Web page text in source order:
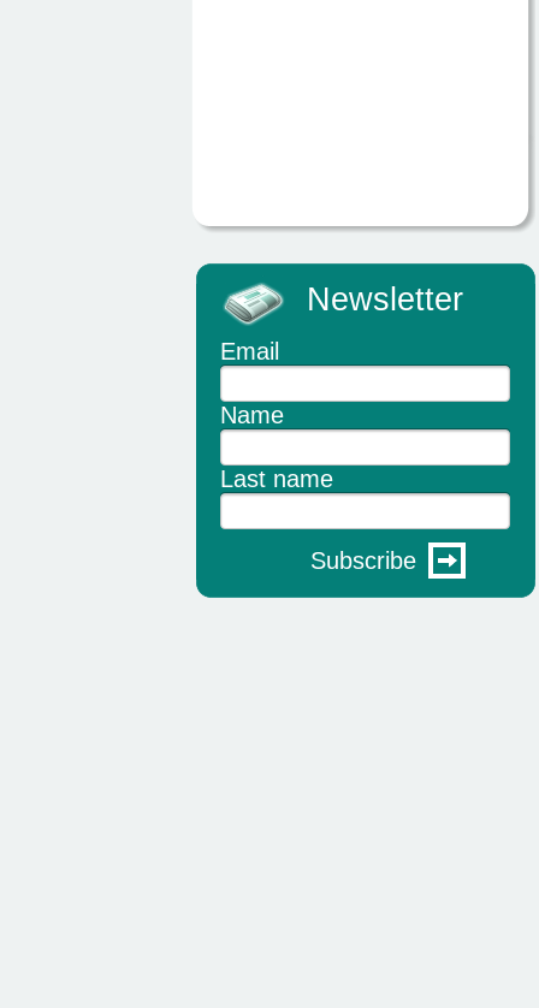
Newsletter
Email
Name
Last name
Subscribe